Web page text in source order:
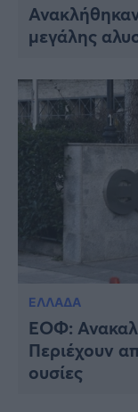
μεγάλης
ΕΛΛΑΔΑ
ΕΟΦ:
Περιέχουν
ουσίες